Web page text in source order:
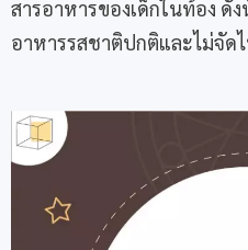
สารอาหารของเด็กในท้อง
อาหารรสชาติปกติและไม่จัด